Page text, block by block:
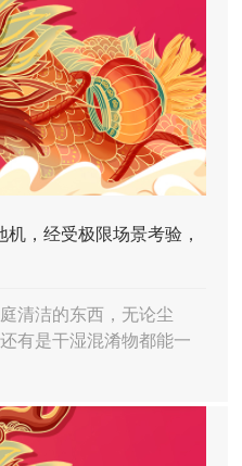
，经受极限场景考验，
清洁的东西，无论尘
有是干湿混淆物都能一